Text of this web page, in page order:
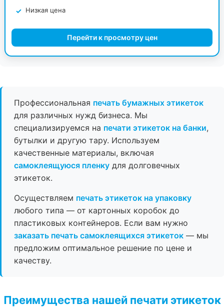
Низкая цена
Перейти к просмотру цен
Профессиональная печать бумажных этикеток
для различных нужд бизнеса. Мы
специализируемся на печати этикеток на банки,
бутылки и другую тару. Используем
качественные материалы, включая
самоклеящуюся пленку для долговечных
этикеток.
Осуществляем печать этикеток на упаковку
любого типа — от картонных коробок до
пластиковых контейнеров. Если вам нужно
заказать печать самоклеящихся этикеток — мы
предложим оптимальное решение по цене и
качеству.
Преимущества нашей печати этикеток